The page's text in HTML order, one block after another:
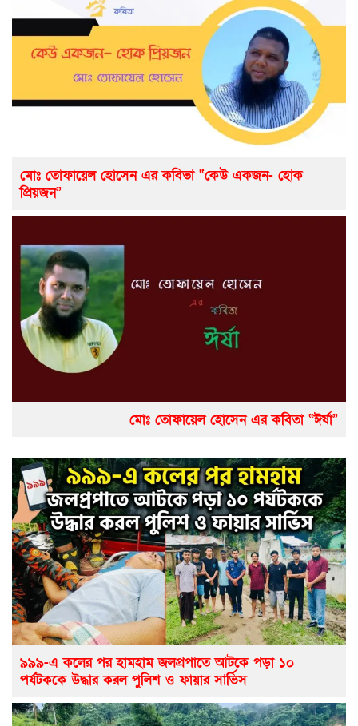
মোঃ তোফায়েল হোসেন এর কবিতা “কেউ একজন- হোক
প্রিয়জন”
মোঃ তোফায়েল হোসেন এর কবিতা “ঈর্ষা”
৯৯৯-এ কলের পর হামহাম জলপ্রপাতে আটকে পড়া ১০
পর্যটককে উদ্ধার করল পুলিশ ও ফায়ার সার্ভিস